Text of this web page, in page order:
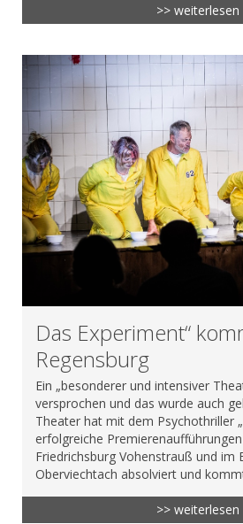
>> weiterlesen
Das Experiment“
Regensburg
Ein „besonderer und intensiver
versprochen und das wurde auch
Theater hat mit dem Psychothriller
erfolgreiche
Friedrichsburg Vohenstrauß und im
Oberviechtach absolviert und
>> weiterlesen